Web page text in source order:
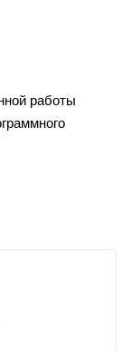
работы